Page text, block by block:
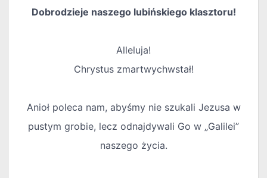
Dobrodzieje naszego lubińskiego klasztoru!
Alleluja!
Chrystus zmartwychwstał!
Anioł poleca nam, abyśmy nie szukali Jezusa w
pustym grobie, lecz odnajdywali Go w „Galilei”
naszego życia.